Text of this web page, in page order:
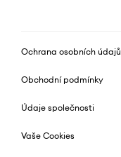
Ochrana osobních údajů
Obchodní podmínky
Údaje společnosti
Vaše Cookies